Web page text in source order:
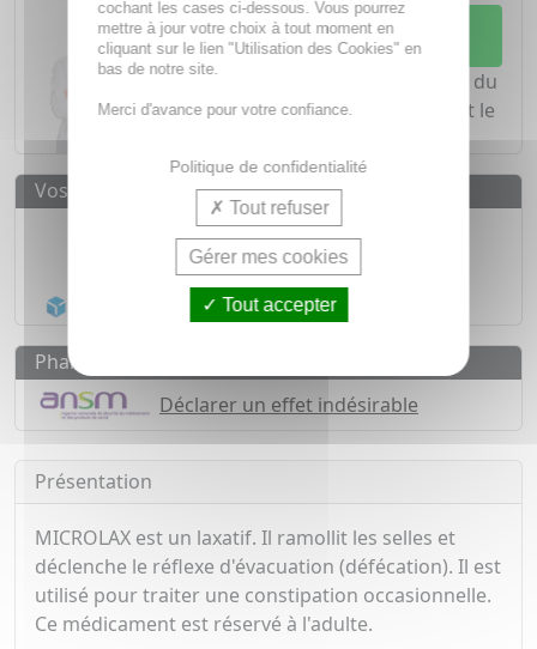
Demandez conseil à votre
pharmacien
Notre équipe est à votre écoute du
lundi au vendredi de
et le
Vos avantages
Médicaments d'origineCERTIFIÉE
médicaments
Acheminement Chronopost
Pharmacovigilance
Déclarer un effet indésirable
Présentation
MICROLAX est un laxatif. Il ramollit les selles et
déclenche le réflexe d'évacuation (défécation). Il est
utilisé pour traiter une constipation occasionnelle.
Ce médicament est réservé à l'adulte.
cochant les cases ci-dessous. Vous pourrez
mettre à jour votre choix à tout moment en
cliquant sur le lien "Utilisation des Cookies" en
bas de notre site.
Merci d'avance pour votre confiance.
Politique de confidentialité
Tout refuser
Gérer mes cookies
Tout accepter